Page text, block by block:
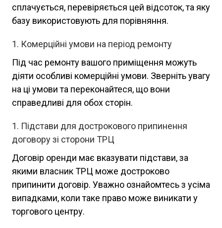
сплачується, перевіряється цей відсоток, та яку
базу використовують для порівняння.
Комерційні умови на період ремонту
Під час ремонту вашого приміщення можуть
діяти особливі комерційні умови. Зверніть увагу
на ці умови та переконайтеся, що вони
справедливі для обох сторін.
Підстави для дострокового припинення
договору зі сторони ТРЦ
Договір оренди має вказувати підстави, за
якими власник ТРЦ може достроково
припинити договір. Уважно ознайомтесь з усіма
випадками, коли таке право може виникати у
торгового центру.